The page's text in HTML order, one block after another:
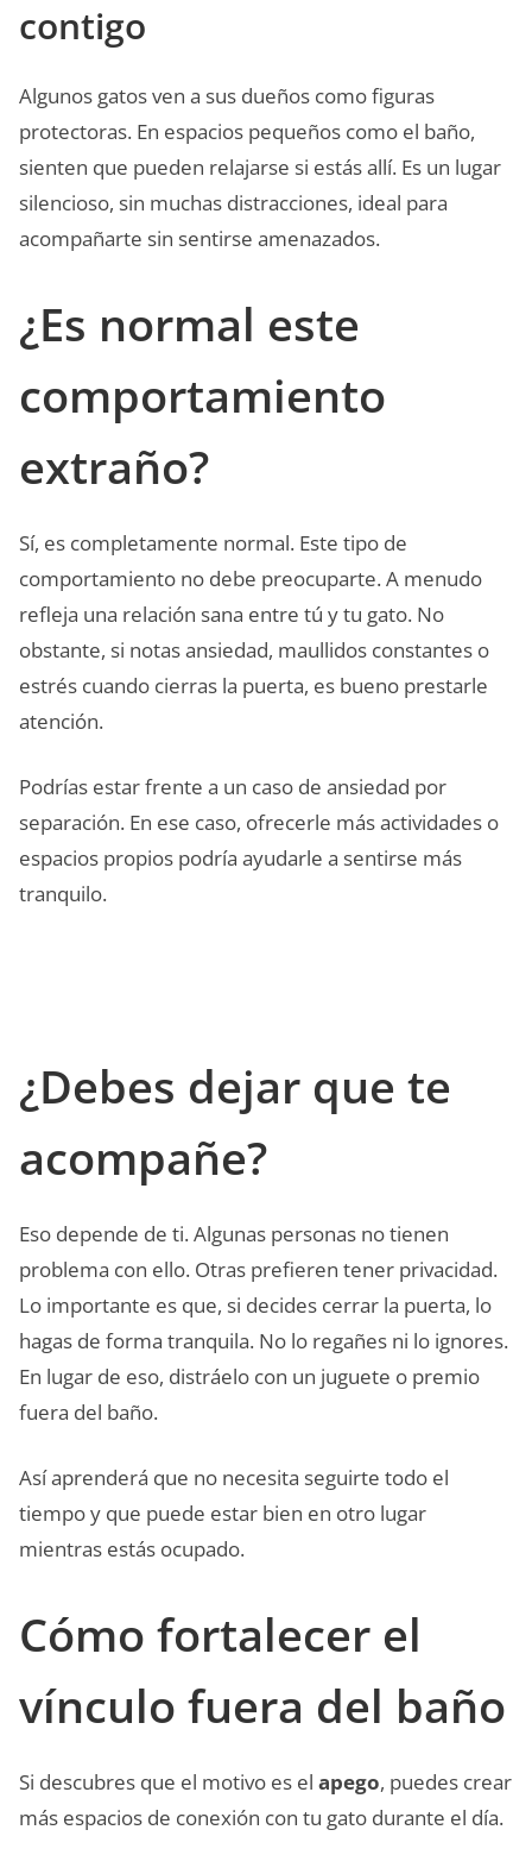
contigo
Algunos gatos ven a sus dueños como figuras
protectoras. En espacios pequeños como el baño,
sienten que pueden relajarse si estás allí. Es un lugar
silencioso, sin muchas distracciones, ideal para
acompañarte sin sentirse amenazados.
¿Es normal este
comportamiento
extraño?
Sí, es completamente normal. Este tipo de
comportamiento no debe preocuparte. A menudo
refleja una relación sana entre tú y tu gato. No
obstante, si notas ansiedad, maullidos constantes o
estrés cuando cierras la puerta, es bueno prestarle
atención.
Podrías estar frente a un caso de ansiedad por
separación. En ese caso, ofrecerle más actividades o
espacios propios podría ayudarle a sentirse más
tranquilo.
¿Debes dejar que te
acompañe?
Eso depende de ti. Algunas personas no tienen
problema con ello. Otras prefieren tener privacidad.
Lo importante es que, si decides cerrar la puerta, lo
hagas de forma tranquila. No lo regañes ni lo ignores.
En lugar de eso, distráelo con un juguete o premio
fuera del baño.
Así aprenderá que no necesita seguirte todo el
tiempo y que puede estar bien en otro lugar
mientras estás ocupado.
Cómo fortalecer el
vínculo fuera del baño
Si descubres que el motivo es el apego, puedes crear
más espacios de conexión con tu gato durante el día.